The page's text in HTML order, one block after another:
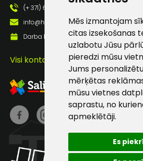
Mēs izmantojam
citas izsekošanas
uzlabotu Jūsu
pieredzi mūsu
Jums
mērķētas
mūsu vietnes
saprastu, no
apmeklētāji.
Es
(+ 371) 63 881 186
info@hards.lv
Darba laiks: Darbadienās: 8:00 - 17:00
Visi kontakti